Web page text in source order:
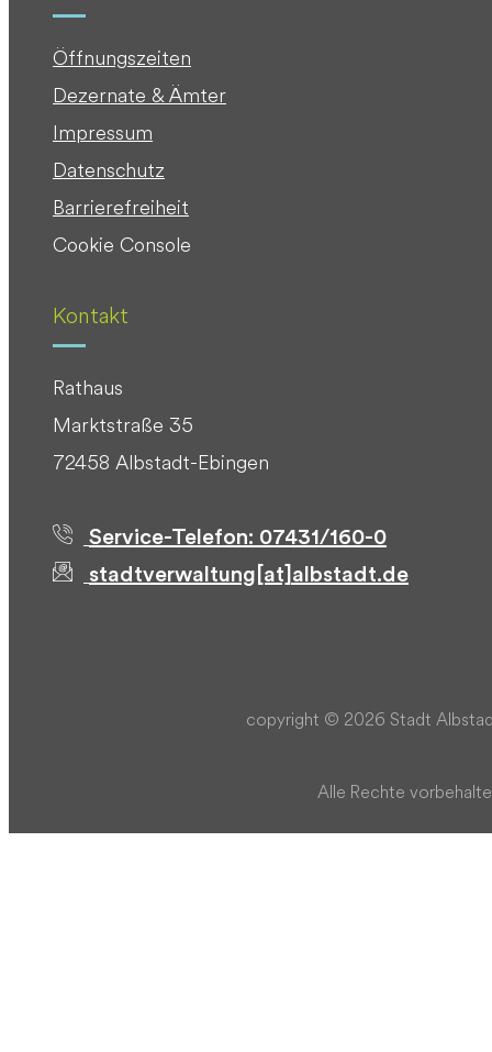
Öffnungszeiten
Dezernate & Ämter
Impressum
Datenschutz
Barrierefreiheit
Cookie Console
Kontakt
Rathaus
Marktstraße 35
72458 Albstadt-Ebingen
Service-Telefon: 07431/160-0
stadtverwaltung[at]albstadt.de
copyright © 2026 Stadt
Alle Rechte